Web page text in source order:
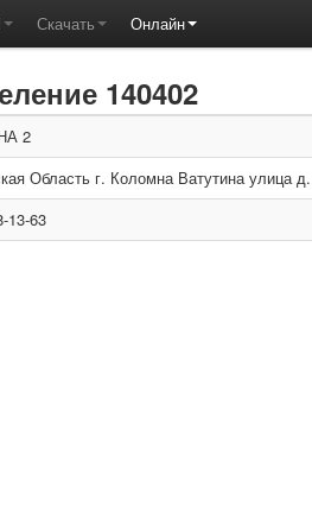
Скачать Онлайн
140402
2
Область г. Коломна Ватутина улица
13-63